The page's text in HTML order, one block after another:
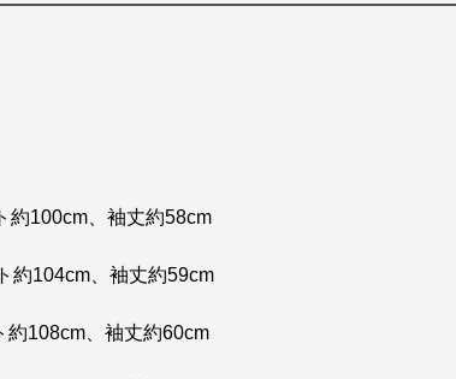
約100cm、袖丈約58cm
約104cm、袖丈約59cm
約108cm、袖丈約60cm